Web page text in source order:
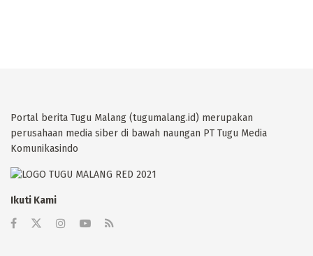
Portal berita Tugu Malang (tugumalang.id) merupakan
perusahaan media siber di bawah naungan PT Tugu Media
Komunikasindo
Ikuti Kami